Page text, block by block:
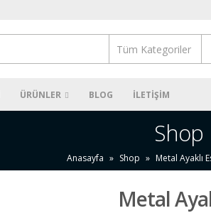
ÜRÜNLER BLOG İLETIŞIM
Shop
Anasayfa » Shop » Metal Ayaklı
Metal